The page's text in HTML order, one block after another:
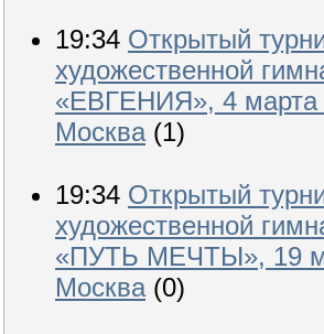
19:34 Открытый
художественной
«ЕВГЕНИЯ», 4 марта
Москва (1)
19:34 Открытый
художественной
«ПУТЬ МЕЧТЫ», 19
Москва (0)